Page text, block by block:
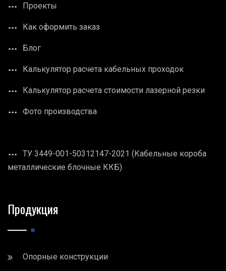
Проекты
Как оформить заказ
Блог
Калькулятор расчета кабельных проходок
Калькулятор расчета стоимости лазерной резки
Фото производства
ТУ 3449-001-50312147-2021 (Кабельные короба
металлические блочные ККБ)
Продукция
Опорные конструкции